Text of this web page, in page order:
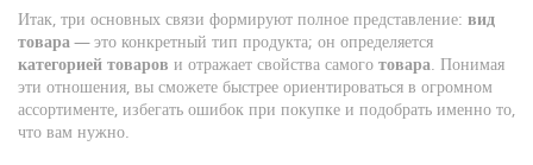
Итак, три основных связи формируют полное представление: вид
товара— это конкретный тип продукта; он определяется
категорией товаров и отражает свойства самого товара. Понимая
эти отношения, вы сможете быстрее ориентироваться в огромном
ассортименте, избегать ошибок при покупке и подобрать именно то,
что вам нужно.